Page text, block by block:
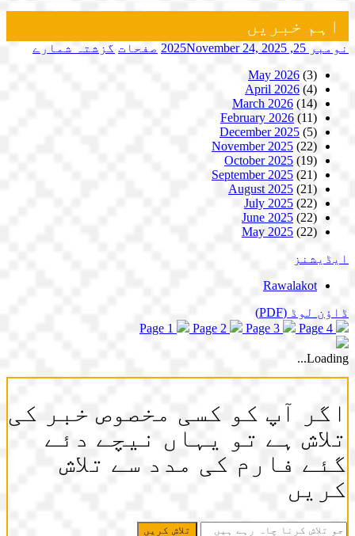
اہم خبریں
نومبر 25, 2025 November 24, 2025 صفحات گزشتہ شمارے
May 2026 (3)
April 2026 (4)
March 2026 (14)
February 2026 (11)
December 2025 (5)
November 2025 (22)
October 2025 (19)
September 2025 (21)
August 2025 (21)
July 2025 (22)
June 2025 (22)
May 2025 (22)
ایڈیشنز
Rawalakot
ڈاؤن لوڈ (PDF)
Page 1
Page 2 Page 3 Page 4
Loading...
اگر آپ کو کسی مخصوص خبر کی
تلاش ہے تو یہاں نیچے دئے
گئے فارم کی مدد سے تلاش
کریں